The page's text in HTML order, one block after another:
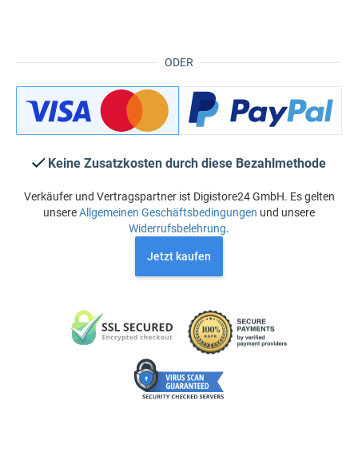
ODER
Keine Zusatzkosten durch diese Bezahlmethode
Verkäufer und Vertragspartner ist Digistore24 GmbH. Es gelten
unsereAllgemeinen Geschäftsbedingungen und unsere
Widerrufsbelehrung.
Jetzt kaufen